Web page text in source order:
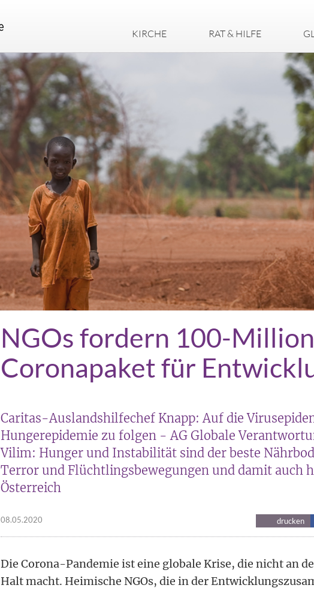
KIRCHE RAT & HILFE
NGOs fordern 100-
Coronapaket für
Caritas-Auslandshilfechef Knapp: Auf die
Hungerepidemie zu folgen - AG Globale
Vilim: Hunger und Instabilität sind der beste
Terror und Flüchtlingsbewegungen und damit auch
Österreich
08.05.2020 drucken
Die Corona-Pandemie ist eine globale Krise, die nicht an
Halt macht. Heimische NGOs, die in der